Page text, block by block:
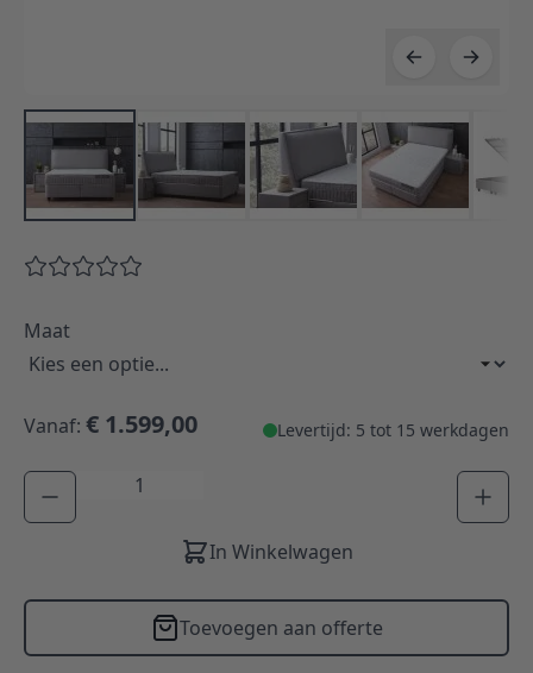
Maat
Vanaf: € 1.599,00 Levertijd: 5 tot 15 werkdagen
Aantal
In Winkelwagen
Toevoegen aan offerte